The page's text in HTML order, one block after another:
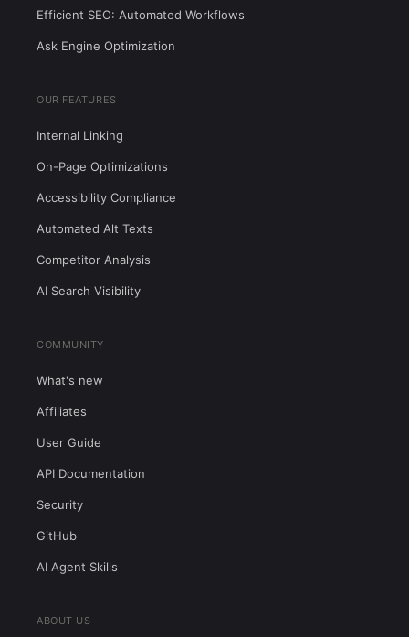
Efficient SEO: Automated Workflows
Ask Engine Optimization
OUR FEATURES
Internal Linking
On-Page Optimizations
Accessibility Compliance
Automated Alt Texts
Competitor Analysis
AI Search Visibility
COMMUNITY
What's new
Affiliates
User Guide
API Documentation
Security
GitHub
AI Agent Skills
ABOUT US